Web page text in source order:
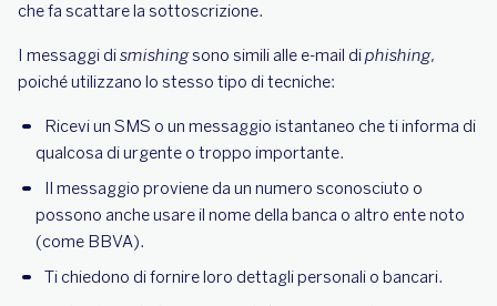
che fa scattare la sottoscrizione.
I messaggi dismishingsono simili alle e-mail diphishing,
poiché utilizzano lo stesso tipo di tecniche:
Ricevi un SMS o un messaggio istantaneo che ti informa di
qualcosa di urgente o troppo importante.
Il messaggio proviene da un numero sconosciuto o
possono anche usare il nome della banca o altro ente noto
(come BBVA).
Ti chiedono di fornire loro dettagli personali o bancari.